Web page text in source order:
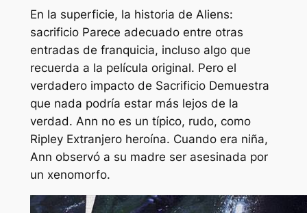
En la superficie, la historia de Aliens:
sacrificioParece adecuado entre otras
entradas de franquicia, incluso algo que
recuerda a la película original. Pero el
verdadero impacto de Sacrificio Demuestra
que nada podría estar más lejos de la
verdad. Ann no es un típico, rudo, como
Ripley Extranjeroheroína. Cuando era niña,
Ann observó a su madre ser asesinada por
un xenomorfo.